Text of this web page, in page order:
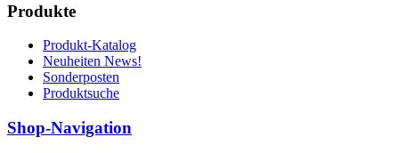
Produkte
Produkt-Katalog
Neuheiten News!
Sonderposten
Produktsuche
Shop-Navigation